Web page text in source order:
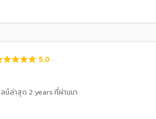
5.0
น์ล่าสุด 2 years ที่ผ่านมา